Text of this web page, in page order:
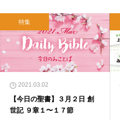
特集
2021.03.02
【今日の聖書】３月２日 創
世記 ９章１〜１７節